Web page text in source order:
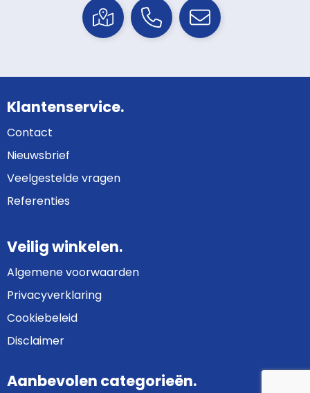
Klantenservice.
Contact
Nieuwsbrief
Veelgestelde vragen
Referenties
Veilig winkelen.
Algemene voorwaarden
Privacyverklaring
Cookiebeleid
Disclaimer
Aanbevolen categorieën.